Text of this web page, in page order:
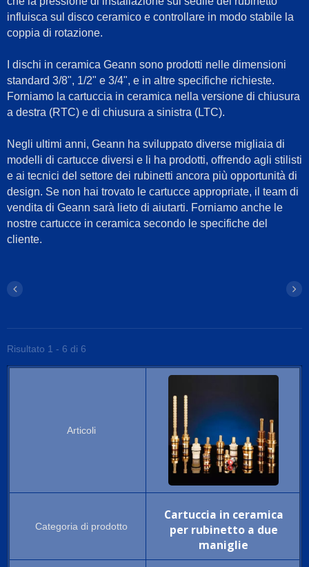
influisca sul disco ceramico e controllare in modo stabile la
coppia di rotazione.
I dischi in ceramica Geann sono prodotti nelle dimensioni
standard 3/8", 1/2" e 3/4", e in altre specifiche richieste.
Forniamo la cartuccia in ceramica nella versione di chiusura
a destra (RTC) e di chiusura a sinistra (LTC).
Negli ultimi anni, Geann ha sviluppato diverse migliaia di
modelli di cartucce diversi e li ha prodotti, offrendo agli stilisti
e ai tecnici del settore dei rubinetti ancora più opportunità di
design. Se non hai trovato le cartucce appropriate, il team di
vendita di Geann sarà lieto di aiutarti. Forniamo anche le
nostre cartucce in ceramica secondo le specifiche del
cliente.
Risultato 1 - 6 di 6
Cartuccia in ceramica
per rubinetto a due
maniglie